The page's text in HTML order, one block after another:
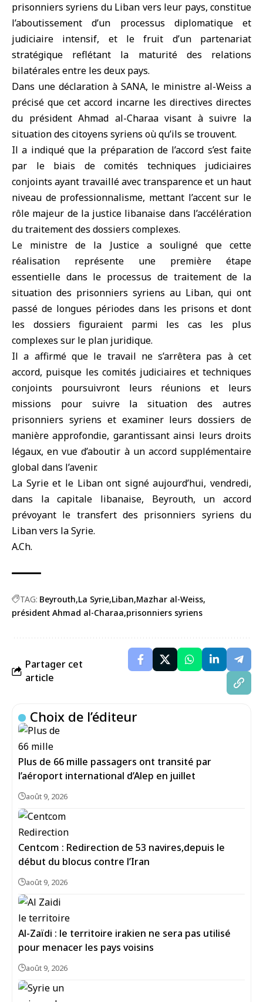
prisonniers syriens du Liban vers leur pays, constitue
l’aboutissement d’un processus diplomatique et
judiciaire intensif, et le fruit d’un partenariat
stratégique reflétant la maturité des relations
bilatérales entre les deux pays.
Dans une déclaration à SANA, le ministre al-Weiss a
précisé que cet accord incarne les directives directes
du président Ahmad al-Charaavisant à suivre la
situation des citoyens syriens où qu’ils se trouvent.
Il a indiqué que la préparation de l’accord s’est faite
par le biais de comités techniques judiciaires
conjoints ayant travaillé avec transparence et un haut
niveau de professionnalisme, mettant l’accent sur le
rôle majeur de la justice libanaise dans l’accélération
du traitement des dossiers complexes.
Le ministre de la Justice a souligné que cette
réalisation représente une première étape
essentielle dans le processus de traitement de la
situation des prisonniers syriens au Liban, qui ont
passé de longues périodes dans les prisons et dont
les dossiers figuraient parmi les cas les plus
complexes sur le plan juridique.
Il a affirmé que le travail ne s’arrêtera pas à cet
accord, puisque les comités judiciaires et techniques
conjoints poursuivront leurs réunions et leurs
missions pour suivre la situation des autres
prisonniers syriens et examiner leurs dossiers de
manière approfondie, garantissant ainsi leurs droits
légaux, en vue d’aboutir à un accord supplémentaire
global dans l’avenir.
La Syrieet le Liban ont signé aujourd’hui, vendredi,
dans la capitale libanaise, Beyrouth, un accord
prévoyant le transfert des prisonniers syriens du
Liban vers la Syrie.
A.Ch.
TAG: Beyrouth La Syrie Liban Mazhar al-Weiss
président Ahmad al-Charaa prisonniers syriens
Partager cet
article
Choix de l’éditeur
Plus de 66 mille passagers ont transité par
l’aéroport international d’Alep en juillet
août 9, 2026
Centcom : Redirection de 53 navires,depuis le
début du blocus contre l’Iran
août 9, 2026
Al-Zaïdi : le territoire irakien ne sera pas utilisé
pour menacer les pays voisins
août 9, 2026